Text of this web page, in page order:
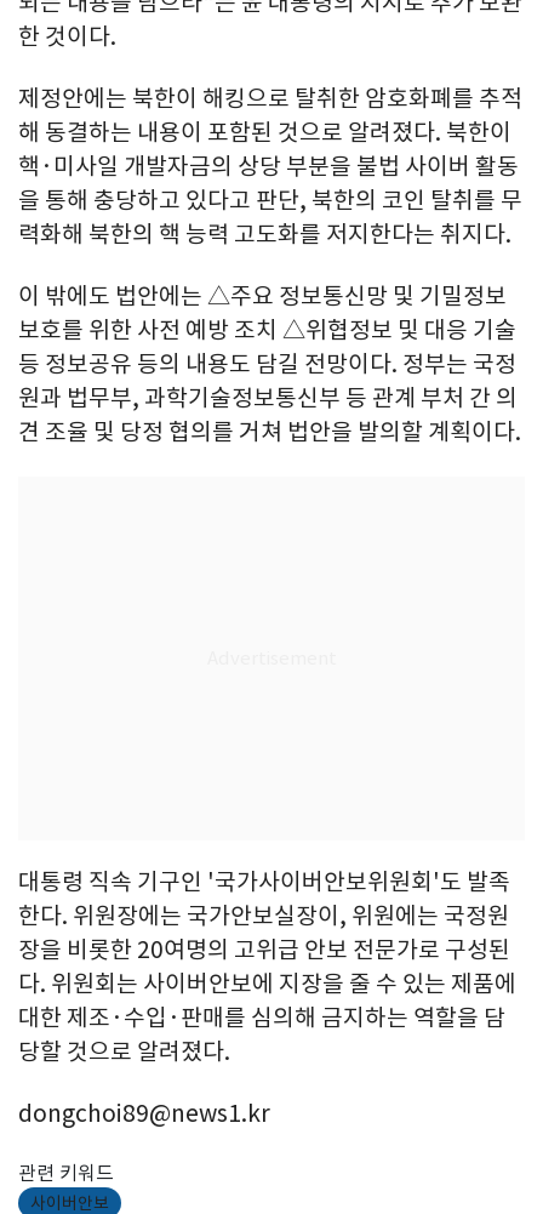
한 것이다.
제정안에는 북한이 해킹으로 탈취한 암호화폐를 추적
해 동결하는 내용이 포함된 것으로 알려졌다. 북한이
핵·미사일 개발자금의 상당 부분을 불법 사이버 활동
을 통해 충당하고 있다고 판단, 북한의 코인 탈취를 무
력화해 북한의 핵 능력 고도화를 저지한다는 취지다.
이 밖에도 법안에는 △주요 정보통신망 및 기밀정보
보호를 위한 사전 예방 조치 △위협정보 및 대응 기술
등 정보공유 등의 내용도 담길 전망이다. 정부는 국정
원과 법무부, 과학기술정보통신부 등 관계 부처 간 의
견 조율 및 당정 협의를 거쳐 법안을 발의할 계획이다.
대통령 직속 기구인 '국가사이버안보위원회'도 발족
한다. 위원장에는 국가안보실장이, 위원에는 국정원
장을 비롯한 20여명의 고위급 안보 전문가로 구성된
다. 위원회는 사이버안보에 지장을 줄 수 있는 제품에
대한 제조·수입·판매를 심의해 금지하는 역할을 담
당할 것으로 알려졌다.
dongchoi89@news1.kr
관련 키워드
사이버안보